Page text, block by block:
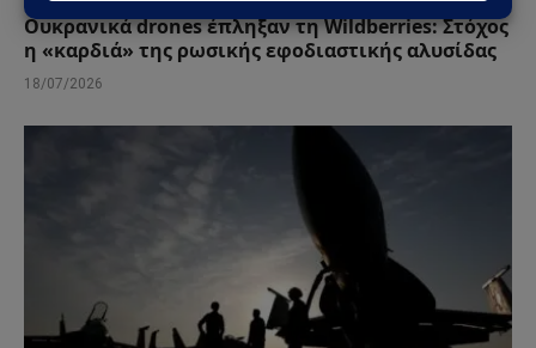
Ουκρανικά drones έπληξαν τη Wildberries: Στόχος
η «καρδιά» της ρωσικής εφοδιαστικής αλυσίδας
18/07/2026